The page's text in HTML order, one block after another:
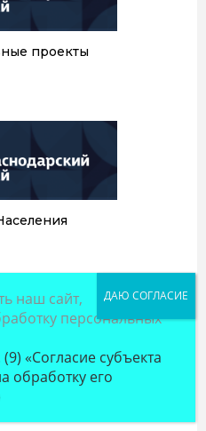
проекты
края
наш сайт,
персональных
«Согласие субъекта
обработку его